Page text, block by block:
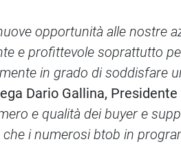
opportunità alle nostre
e profittevole soprattutto
in grado di soddisfare
Dario Gallina,
e qualità dei buyer e
i numerosi btob in